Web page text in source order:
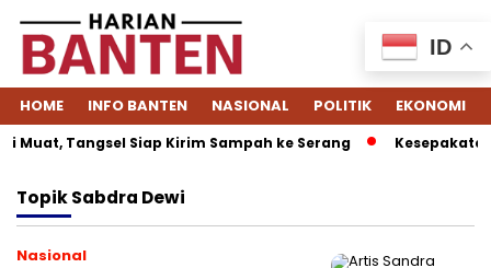
HOME INFO BANTEN NASIONAL POLITIK EKONOMI
Muat, Tangsel Siap Kirim Sampah ke Serang
TopikSabdra Dewi
Nasional
ID